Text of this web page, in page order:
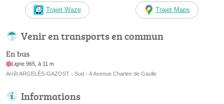
Trajet Waze Trajet Maps
Venir en transports en commun
En bus
Ligne 965, à 11 m
Arrêt ARGELÈS-GAZOST - Sud - 4 Avenue Charles de Gaulle
Informations